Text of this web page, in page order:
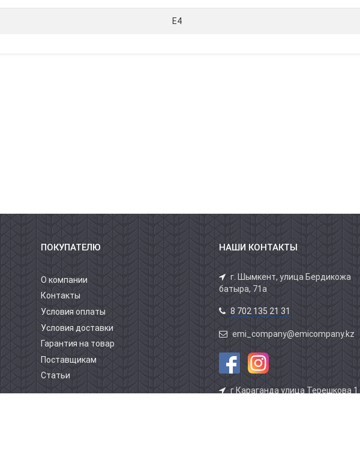
E4
ПОКУПАТЕЛЮ
О компании
Контакты
Условия оплаты
Условия доставки
Гарантия на товар
Поставщикам
Статьи
НАШИ КОНТАКТЫ
г. Шымкент, улица Бердикожа
батыра, 71а
8 702 135 21 31
emi_company@emicompany.kz
г Караганда улица Терешкова 1